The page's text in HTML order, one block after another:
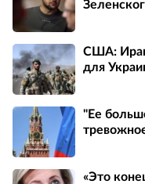
США:
для
"Ее
«Это